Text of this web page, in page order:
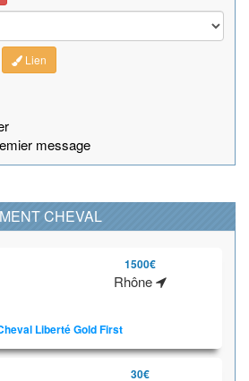
Lien
message
CHEVAL
1500€
Rhône
Liberté Gold First
30€